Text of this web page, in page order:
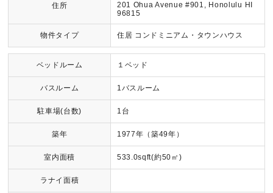
住所
201 Ohua Avenue #901, Honolulu HI
96815
物件タイプ 住居 コンドミニアム・タウンハウス
ベッドルーム １ベッド
バスルーム 1バスルーム
駐車場(台数) 1台
築年 1977年（築49年）
室内面積 533.0sqft(約50㎡)
ラナイ面積